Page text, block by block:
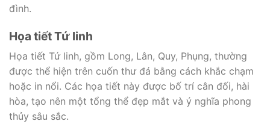
đình.
Họa tiết Tứ linh
Họa tiết Tứ linh, gồm Long, Lân, Quy, Phụng, thường
được thể hiện trên cuốn thư đá bằng cách khắc chạm
hoặc in nổi. Các họa tiết này được bố trí cân đối, hài
hòa, tạo nên một tổng thể đẹp mắt và ý nghĩa phong
thủy sâu sắc.